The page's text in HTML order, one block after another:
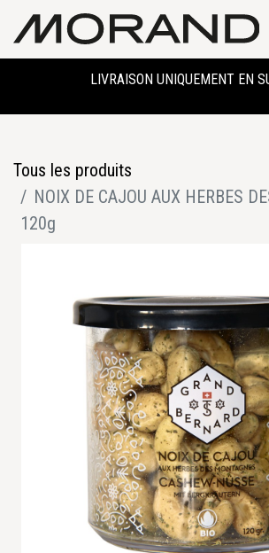
LIVRAISON UNIQUEMENT EN
Tous les produits
NOIX DE CAJOU AUX HERBES
120g